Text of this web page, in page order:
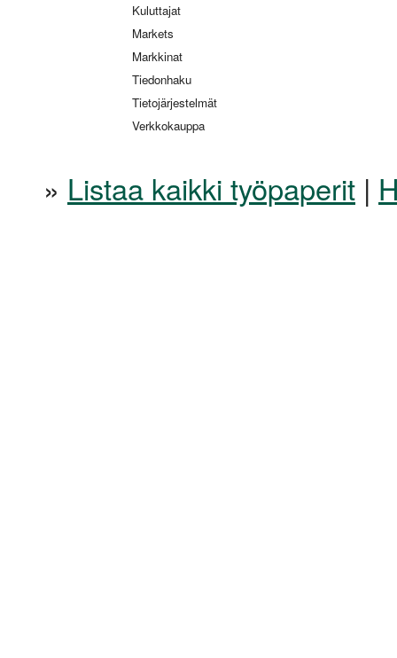
Kuluttajat
Markets
Markkinat
Tiedonhaku
Tietojärjestelmät
Verkkokauppa
» Listaa kaikki työpaperit |